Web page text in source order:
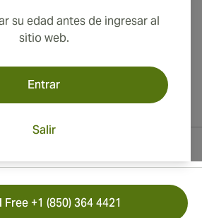
su edad antes de ingresar al
sitio web.
Entrar
Salir
Free +1 (850) 364 4421